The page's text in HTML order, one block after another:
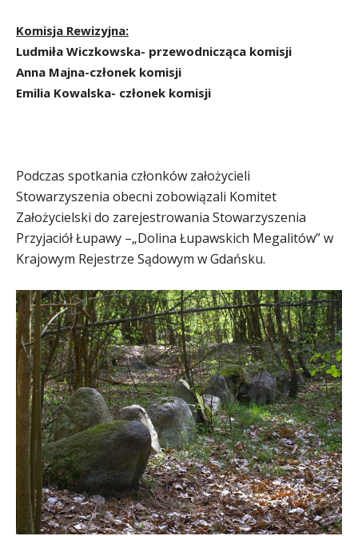
Komisja Rewizyjna:
Ludmiła Wiczkowska- przewodnicząca komisji
Anna Majna-członek komisji
Emilia Kowalska- członek komisji
Podczas spotkania członków założycieli
Stowarzyszenia obecni zobowiązali Komitet
Założycielski do zarejestrowania Stowarzyszenia
Przyjaciół Łupawy –„Dolina Łupawskich Megalitów” w
Krajowym Rejestrze Sądowym w Gdańsku.